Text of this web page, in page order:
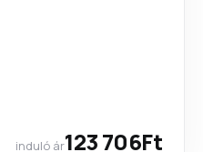
induló ár123 706Ft